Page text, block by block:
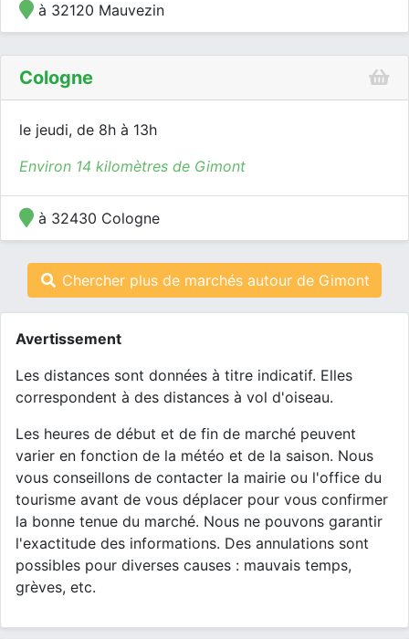
à 32120 Mauvezin
Cologne
le jeudi, de 8h à 13h
Environ 14 kilomètres de Gimont
à 32430 Cologne
Chercher plus de marchés autour de Gimont
Avertissement
Les distances sont données à titre indicatif. Elles
correspondent à des distances à vol d'oiseau.
Les heures de début et de fin de marché peuvent
varier en fonction de la météo et de la saison. Nous
vous conseillons de contacter la mairie ou l'office du
tourisme avant de vous déplacer pour vous confirmer
la bonne tenue du marché. Nous ne pouvons garantir
l'exactitude des informations. Des annulations sont
possibles pour diverses causes : mauvais temps,
grèves, etc.